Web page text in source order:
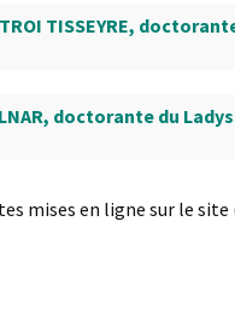
TISSEYRE,
doctorante du
mises en ligne sur le